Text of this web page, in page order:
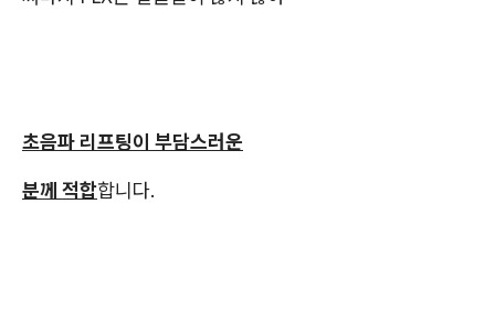
초음파 리프팅이 부담스러운
분께 적합합니다.